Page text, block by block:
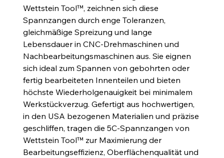
Wettstein Tool™, zeichnen sich diese
Spannzangen durch enge Toleranzen,
gleichmäßige Spreizung und lange
Lebensdauer in CNC-Drehmaschinen und
Nachbearbeitungsmaschinen aus. Sie eignen
sich ideal zum Spannen von gebohrten oder
fertig bearbeiteten Innenteilen und bieten
höchste Wiederholgenauigkeit bei minimalem
Werkstückverzug. Gefertigt aus hochwertigen,
in den USA bezogenen Materialien und präzise
geschliffen, tragen die 5C-Spannzangen von
Wettstein Tool™ zur Maximierung der
Bearbeitungseffizienz, Oberflächenqualität und